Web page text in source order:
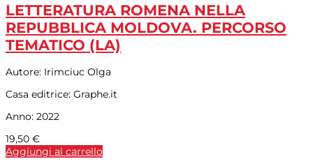
LETTERATURA ROMENA NELLA
REPUBBLICA MOLDOVA. PERCORSO
TEMATICO (LA)
Autore: Irimciuc Olga
Casa editrice: Graphe.it
Anno: 2022
19,50 €
Aggiungi al carrello